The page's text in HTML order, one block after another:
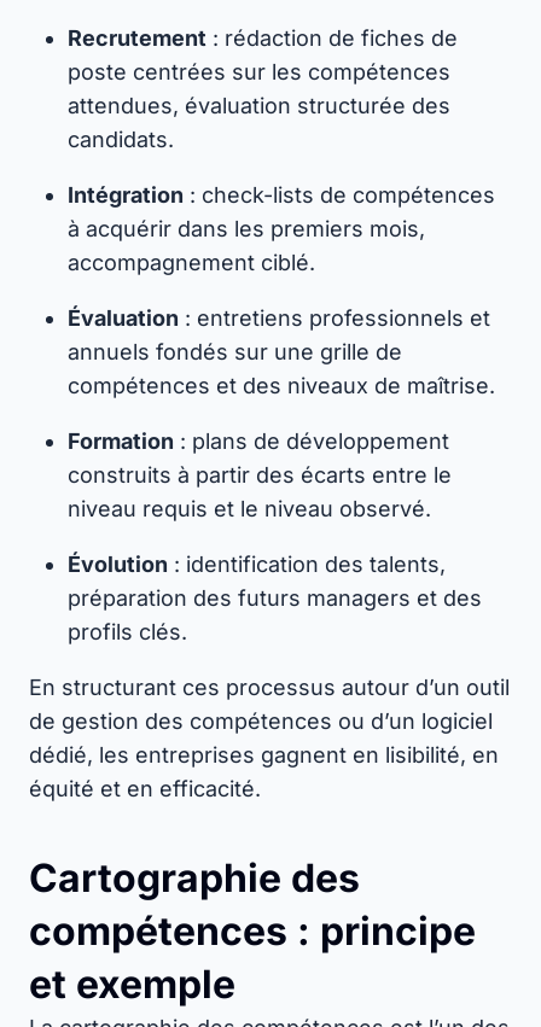
Recrutement : rédaction de fiches de
poste centrées sur les compétences
attendues, évaluation structurée des
candidats.
Intégration : check-lists de compétences
à acquérir dans les premiers mois,
accompagnement ciblé.
Évaluation : entretiens professionnels et
annuels fondés sur une grille de
compétences et des niveaux de maîtrise.
Formation : plans de développement
construits à partir des écarts entre le
niveau requis et le niveau observé.
Évolution : identification des talents,
préparation des futurs managers et des
profils clés.
En structurant ces processus autour d’un outil
de gestion des compétences ou d’un logiciel
dédié, les entreprises gagnent en lisibilité, en
équité et en efficacité.
Cartographie des
compétences : principe
et exemple